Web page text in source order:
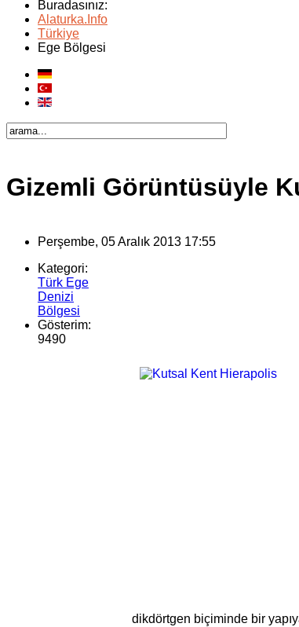
Buradasınız:
Alaturka.Info
Türkiye
Ege Bölgesi
Gizemli Görüntüsüyle
Perşembe, 05 Aralık 2013 17:55
Kategori:
Türk Ege
Denizi
Bölgesi
Gösterim:
9490
dikdörtgen biçiminde bir